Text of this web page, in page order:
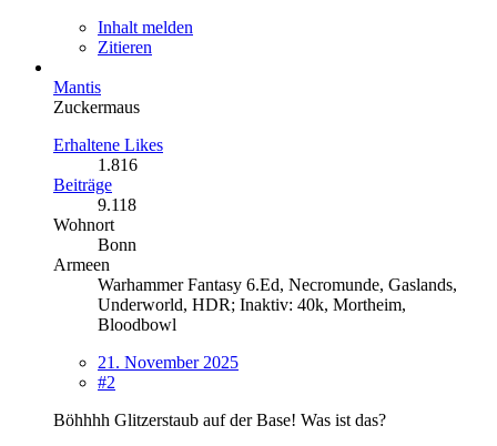
Inhalt melden
Zitieren
Mantis
Zuckermaus
Erhaltene Likes
1.816
Beiträge
9.118
Wohnort
Bonn
Armeen
Warhammer Fantasy 6.Ed, Necromunde, Gaslands,
Underworld, HDR; Inaktiv: 40k, Mortheim,
Bloodbowl
21. November 2025
#2
Böhhhh Glitzerstaub auf der Base! Was ist das?